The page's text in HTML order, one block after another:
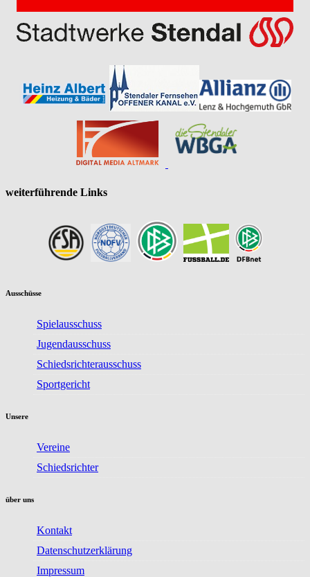
weiterführende Links
Ausschüsse
Spielausschuss
Jugendausschuss
Schiedsrichterausschuss
Sportgericht
Unsere
Vereine
Schiedsrichter
über uns
Kontakt
Datenschutzerklärung
Impressum